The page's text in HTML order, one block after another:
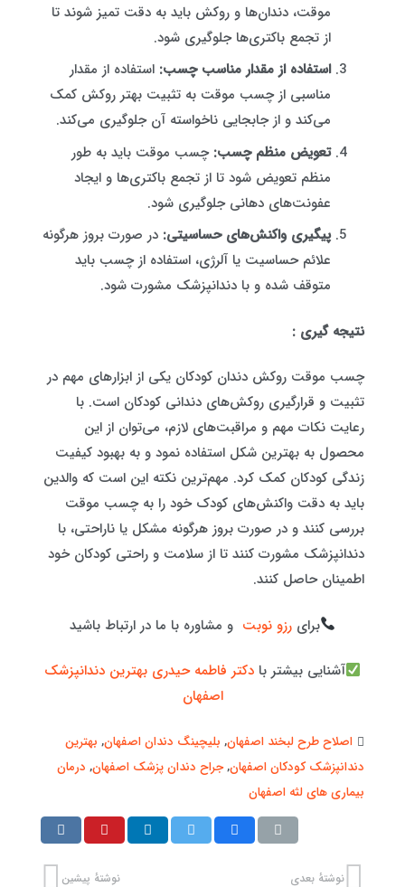
موقت، دندان‌ها و روکش باید به دقت تمیز شوند تا
از تجمع باکتری‌ها جلوگیری شود.
استفاده از مقدار مناسب چسب: استفاده از مقدار
مناسبی از چسب موقت به تثبیت بهتر روکش کمک
می‌کند و از جابجایی ناخواسته آن جلوگیری می‌کند.
تعویض منظم چسب: چسب موقت باید به طور
منظم تعویض شود تا از تجمع باکتری‌ها و ایجاد
عفونت‌های دهانی جلوگیری شود.
پیگیری واکنش‌های حساسیتی: در صورت بروز هرگونه
علائم حساسیت یا آلرژی، استفاده از چسب باید
متوقف شده و با دندانپزشک مشورت شود.
نتیجه گیری :
چسب موقت روکش دندان کودکان یکی از ابزارهای مهم در
تثبیت و قرارگیری روکش‌های دندانی کودکان است. با
رعایت نکات مهم و مراقبت‌های لازم، می‌توان از این
محصول به بهترین شکل استفاده نمود و به بهبود کیفیت
زندگی کودکان کمک کرد. مهم‌ترین نکته این است که والدین
باید به دقت واکنش‌های کودک خود را به چسب موقت
بررسی کنند و در صورت بروز هرگونه مشکل یا ناراحتی، با
دندانپزشک مشورت کنند تا از سلامت و راحتی کودکان خود
اطمینان حاصل کنند.
برای رزو نوبت و مشاوره با ما در ارتباط باشید
آشنایی بیشتر بادکتر فاطمه حیدری بهترین دندانپزشک
اصفهان
اصلاح طرح لبخند اصفهان, بلیچینگ دندان اصفهان, بهترین
دندانپزشک کودکان اصفهان,جراح دندان پزشک اصفهان, درمان
بیماری های لثه اصفهان
نوشتهٔ پیشین نوشتهٔ بعدی